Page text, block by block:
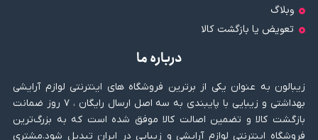
وبلاگ
تعویض یا بازگشت کالا
درباره ما
زیبالون به عنوان یکی از برترین فروشگاه های اینترنتی لوازم آرایشی
بهداشتی و زیبایی با پایبندی به سه اصل ارسال رایگان ، ۷ روز ضمانت
بازگشت کالا و تضمین اصالت کالا موفق شده است که به بزرگ‌ترین
فروشگاه اینترنتی لوازم آرایشی و زیبایی در ایران تبدیل شود.مشتری